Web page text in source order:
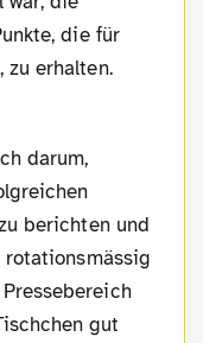
die für
zu erhalten.
berichten und
gut